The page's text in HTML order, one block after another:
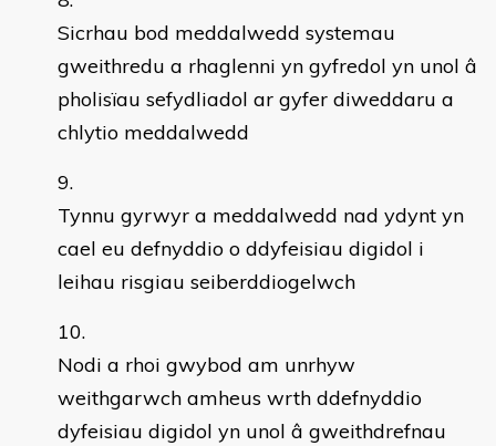
Sicrhau bod meddalwedd systemau
gweithredu a rhaglenni yn gyfredol yn unol â
pholisïau sefydliadol ar gyfer diweddaru a
chlytio meddalwedd
Tynnu gyrwyr a meddalwedd nad ydynt yn
cael eu defnyddio o ddyfeisiau digidol i
leihau risgiau seiberddiogelwch
Nodi a rhoi gwybod am unrhyw
weithgarwch amheus wrth ddefnyddio
dyfeisiau digidol yn unol â gweithdrefnau